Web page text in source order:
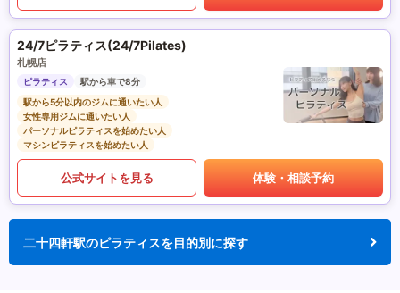
24/7ピラティス(24/7Pilates)
札幌店
ピラティス
駅から車で8分
駅から5分以内のジムに通いたい人
女性専用ジムに通いたい人
パーソナルピラティスを始めたい人
マシンピラティスを始めたい人
公式サイトを見る 体験・相談予約
二十四軒駅のピラティスを目的別に探す